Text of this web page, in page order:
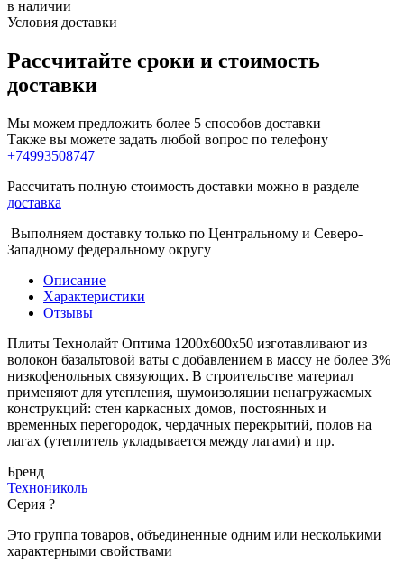
в наличии
Условия доставки
Рассчитайте сроки и стоимость
доставки
Мы можем предложить более 5 способов доставки
Также вы можете задать любой вопрос по телефону
+74993508747
Рассчитать полную стоимость доставки можно в разделе
доставка
Выполняем доставку только по Центральному и Северо-
Западному федеральному округу
Описание
Характеристики
Отзывы
Плиты Технолайт Оптима 1200х600х50 изготавливают из
волокон базальтовой ваты с добавлением в массу не более 3%
низкофенольных связующих. В строительстве материал
применяют для утепления, шумоизоляции ненагружаемых
конструкций: стен каркасных домов, постоянных и
временных перегородок, чердачных перекрытий, полов на
лагах (утеплитель укладывается между лагами) и пр.
Бренд
Технониколь
Серия ?
Это группа товаров, объединенные одним или несколькими
характерными свойствами